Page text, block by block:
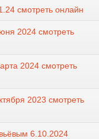
смотреть онлайн
2024 смотреть
2024 смотреть
2023 смотреть
6.10.2024